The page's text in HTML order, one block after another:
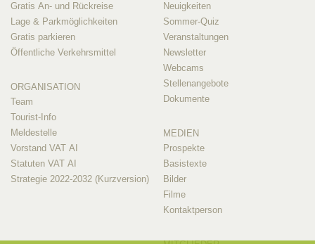
Gratis An- und Rückreise
Lage & Parkmöglichkeiten
Gratis parkieren
Öffentliche Verkehrsmittel
ORGANISATION
Team
Tourist-Info
Meldestelle
Vorstand VAT AI
Statuten VAT AI
Strategie 2022-2032 (Kurzversion)
Neuigkeiten
Sommer-Quiz
Veranstaltungen
Newsletter
Webcams
Stellenangebote
Dokumente
MEDIEN
Prospekte
Basistexte
Bilder
Filme
Kontaktperson